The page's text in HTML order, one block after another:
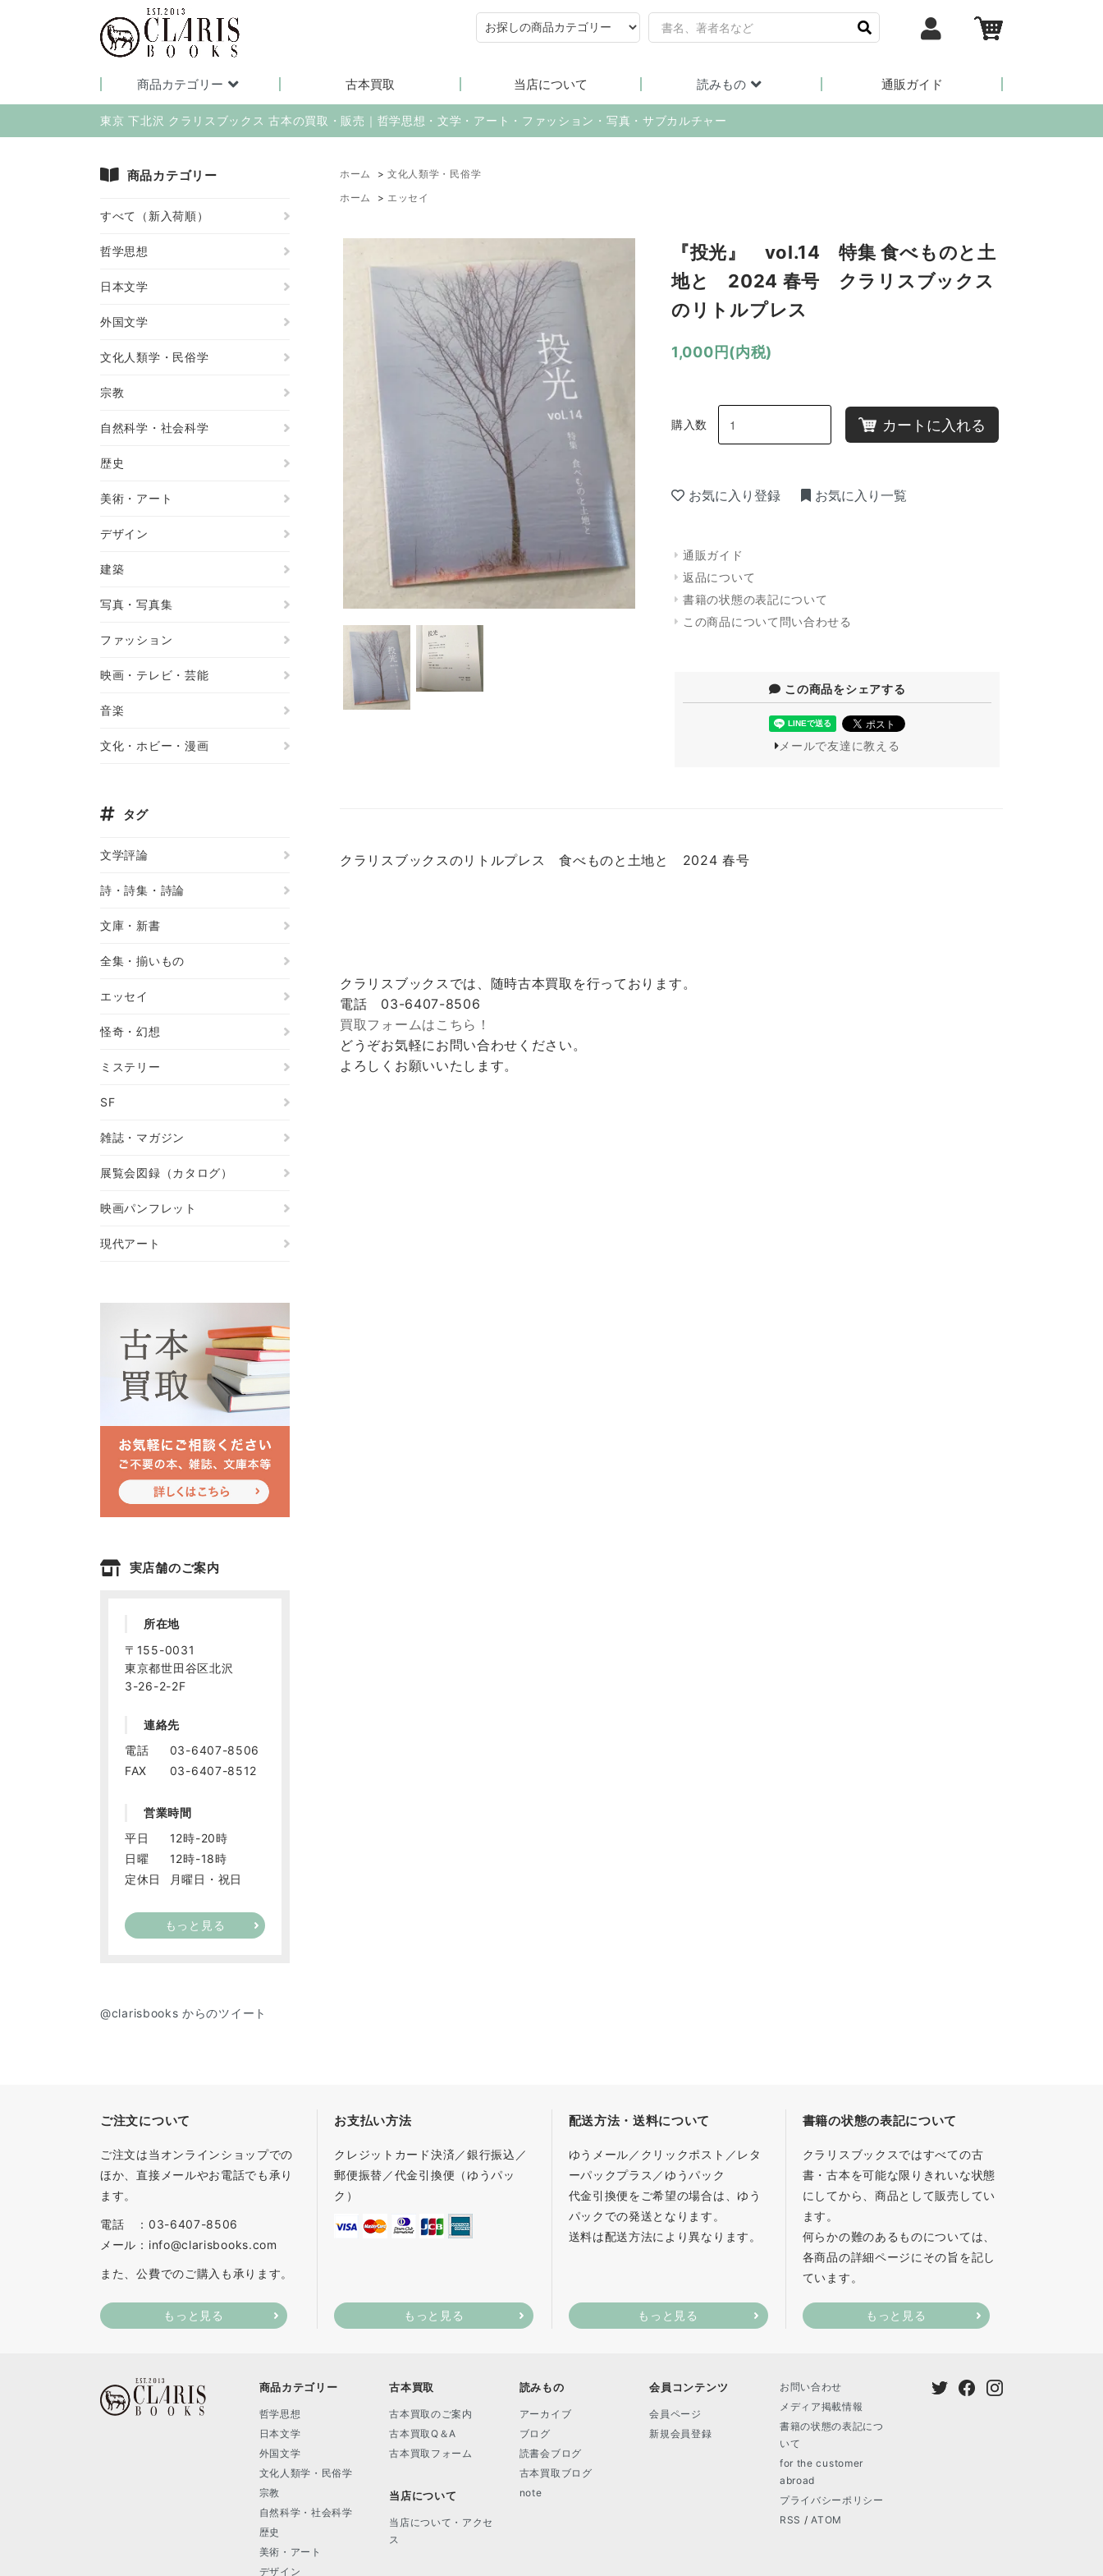
商品カテゴリー 古本買取 当店について 読みもの 通販ガイド
東京 下北沢 クラリスブックス 古本の買取・販売｜哲学思想・文学・アート・ファッション・写真・サブカルチャー
ホーム > 文化人類学・民俗学
ホーム
> エッセイ
『投光』 vol.14 特集 食べものと土
地と 2024 春号 クラリスブックス
のリトルプレス
1,000円(内税)
購入数 カートに入れる
お気に入り登録 お気に入り一覧
通販ガイド
返品について
書籍の状態の表記について
この商品について問い合わせる
この商品をシェアする
メールで友達に教える
クラリスブックスのリトルプレス 食べものと土地と 2024 春号
クラリスブックスでは、随時古本買取を行っております。
電話 03-6407-8506
買取フォームはこちら！
どうぞお気軽にお問い合わせください。
よろしくお願いいたします。
商品カテゴリー
すべて（新入荷順）
哲学思想
日本文学
外国文学
文化人類学・民俗学
宗教
自然科学・社会科学
歴史
美術・アート
デザイン
建築
写真・写真集
ファッション
映画・テレビ・芸能
音楽
文化・ホビー・漫画
タグ
文学評論
詩・詩集・詩論
文庫・新書
全集・揃いもの
エッセイ
怪奇・幻想
ミステリー
SF
雑誌・マガジン
展覧会図録（カタログ）
映画パンフレット
現代アート
実店舗のご案内
所在地
〒155-0031
東京都世田谷区北沢
3-26-2-2F
連絡先
電話
03-6407-8506
FAX
03-6407-8512
営業時間
平日
12時-20時
日曜
12時-18時
定休日
月曜日・祝日
もっと見る
@clarisbooks からのツイート
ご注文について
ご注文は当オンラインショップでの
ほか、直接メールやお電話でも承り
ます。
電話 ：03-6407-8506
メール：info@clarisbooks.com
また、公費でのご購入も承ります。
もっと見る
お支払い方法
クレジットカード決済／銀行振込／
郵便振替／代金引換便（ゆうパッ
ク）
もっと見る
配送方法・送料について
ゆうメール／クリックポスト／レタ
ーパックプラス／ゆうパック
代金引換便をご希望の場合は、ゆう
パックでの発送となります。
送料は配送方法により異なります。
もっと見る
書籍の状態の表記について
クラリスブックスではすべての古
書・古本を可能な限りきれいな状態
にしてから、商品として販売してい
ます。
何らかの難のあるものについては、
各商品の詳細ページにその旨を記し
ています。
もっと見る
商品カテゴリー
哲学思想
日本文学
外国文学
文化人類学・民俗学
宗教
自然科学・社会科学
歴史
美術・アート
デザイン
古本買取
古本買取のご案内
古本買取Q＆A
古本買取フォーム
当店について
当店について・アクセ
ス
読みもの
アーカイブ
ブログ
読書会ブログ
古本買取ブログ
note
会員コンテンツ
会員ページ
新規会員登録
お問い合わせ
メディア掲載情報
書籍の状態の表記につ
いて
for the customer
abroad
プライバシーポリシー
RSS /ATOM